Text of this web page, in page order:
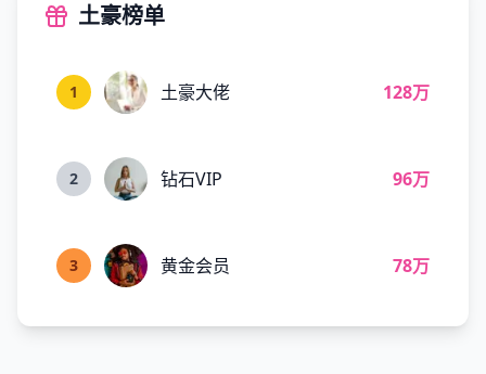
土豪榜单
1 土豪大佬 128万
2 钻石VIP 96万
3 黄金会员 78万